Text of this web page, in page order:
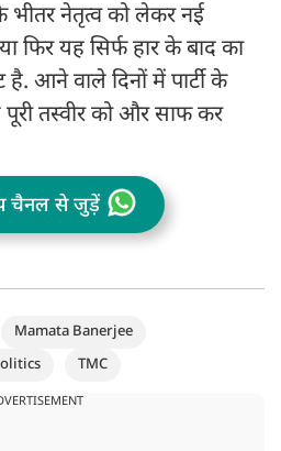
भीतर नेतृत्व को लेकर नई
फिर यह सिर्फ हार के बाद का
आने वाले दिनों में पार्टी के
तस्वीर को और साफ कर
चैनल से जुड़ें
Mamata Banerjee
TMC